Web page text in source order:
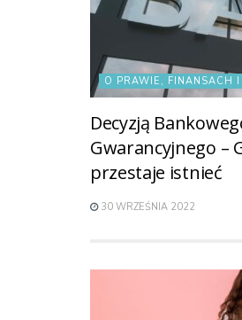
O PRAWIE, FINANSACH
Decyzją
Gwarancyjnego –
przestaje istnieć
30 WRZEŚNIA 2022